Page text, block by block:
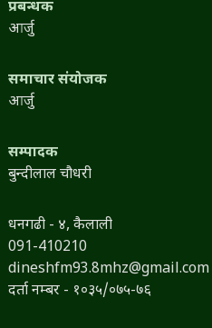
प्रबन्धक
आर्जु
समाचार संयोजक
आर्जु
सम्पादक
बुन्दीलाल चौधरी
धनगढी - ४, कैलाली
091-410210
dineshfm93.8mhz@gmail.com
दर्ता नम्बर - १०३५/०७५-७६